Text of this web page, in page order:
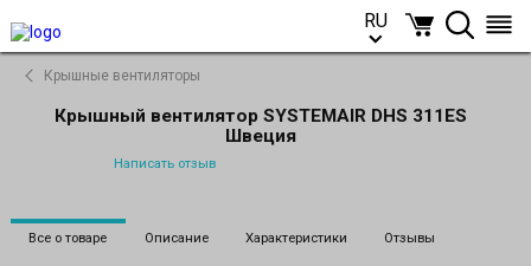
RU
Крышные вентиляторы
Крышный вентилятор SYSTEMAIR DHS 311ES
Швеция
Написать отзыв
Все о товаре Описание Характеристики Отзывы